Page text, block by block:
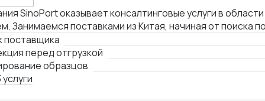
SinoPort оказывает консалтинговые услуги в
Занимаемся поставками из Китая, начиная от поиска
отгрузками в Россию. Поможем найти лучшего
товара по предоставленному техническому
товарными группами, как с товарами народного
техническими запросами по поставке и сборке
поставщика
перед отгрузкой
образцов